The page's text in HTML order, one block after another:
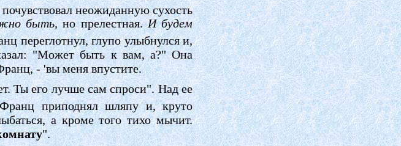
неожиданную сухость
быть, но прелестная.И будем
переглотнул, глупо улыбнулся и,
"Может быть к вам, а?" Она
- 'вы меня впустите.
Ты его лучше сам спроси". Над ее
приподнял шляпу и, круто
а кроме того тихо мычит.
".